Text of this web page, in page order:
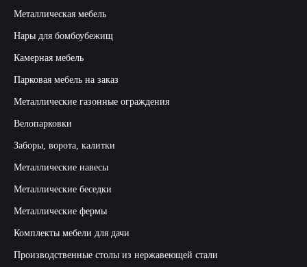
Металлическая мебель
Нары для бомбоубежищ
Камерная мебель
Парковая мебель на заказ
Металлические газонные ограждения
Велопарковки
Заборы, ворота, калитки
Металлические навесы
Металлические беседки
Металлические фермы
Комплекты мебели для дачи
Производственные столы из нержавеющей стали